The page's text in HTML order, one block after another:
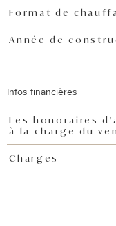
Format de
Année de
Infos financières
Caractéristiques Valeurs
Les honoraires
à la charge du
Charges